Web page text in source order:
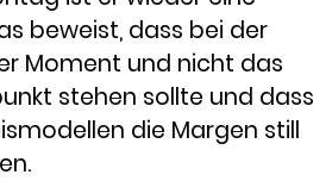
beweist, dass bei der
Moment und nicht das
stehen sollte und dass
die Margen still